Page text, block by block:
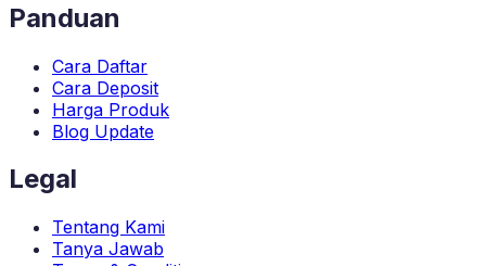
Panduan
Cara Daftar
Cara Deposit
Harga Produk
Blog Update
Legal
Tentang Kami
Tanya Jawab